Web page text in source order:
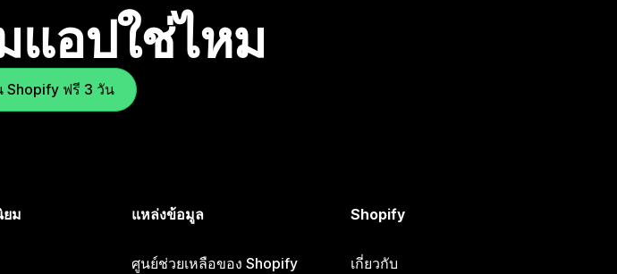
แอปใช่ไหม
Shopify ฟรี 3 วัน
ม แหล่งข้อมูล
ศูนย์ช่วยเหลือของ Shopify
Shopify
เกี่ยวกับ